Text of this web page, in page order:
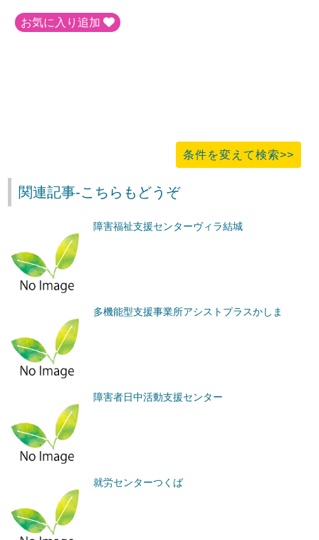
お気に入り追加
条件を変えて検索>>
関連記事-こちらもどうぞ
障害福祉支援センターヴィラ結城
多機能型支援事業所アシストプラスかしま
障害者日中活動支援センター
就労センターつくば